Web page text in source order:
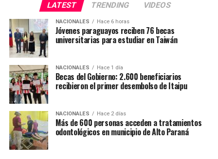
LATEST TRENDING VIDEOS
NACIONALES Hace 6 horas
Jóvenes paraguayos reciben 76 becas
universitarias para estudiar en Taiwán
NACIONALES Hace 1 día
Becas del Gobierno: 2.600 beneficiarios
recibieron el primer desembolso de Itaipu
NACIONALES Hace 2 días
Más de 600 personas acceden a tratamientos
odontológicos en municipio de Alto Paraná